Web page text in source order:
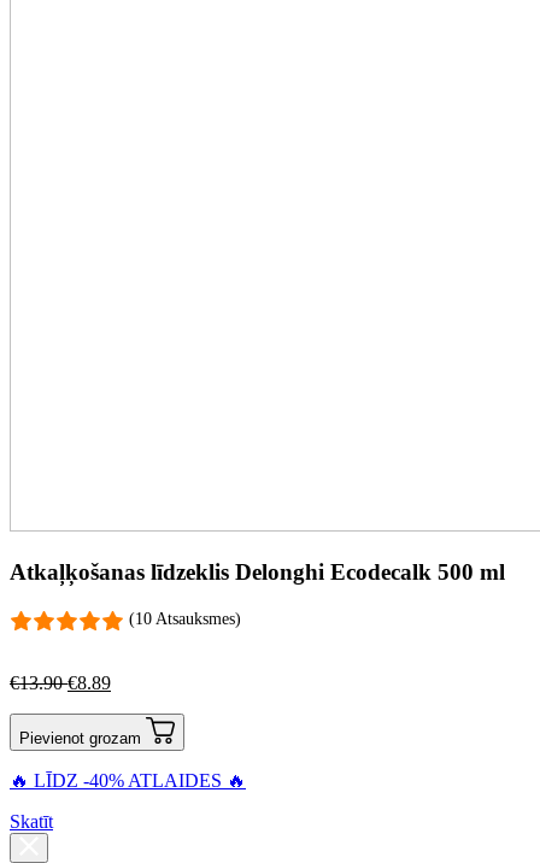
Atkaļķošanas līdzeklis Delonghi Ecodecalk 500 ml
(10 Atsauksmes)
€13.90 €8.89
Pievienot grozam
🔥 LĪDZ -40% ATLAIDES 🔥
Skatīt